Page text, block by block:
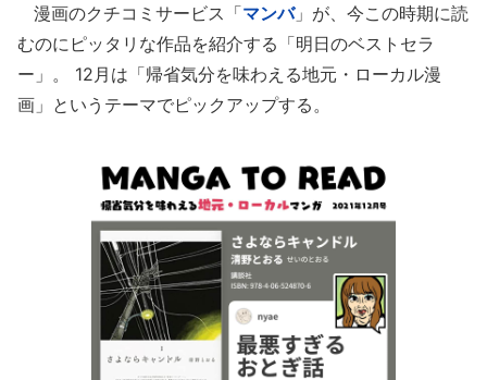
漫画のクチコミサービス「マンバ」が、今この時期に読
むのにピッタリな作品を紹介する「明日のベストセラ
ー」。 12月は「帰省気分を味わえる地元・ローカル漫
画」というテーマでピックアップする。